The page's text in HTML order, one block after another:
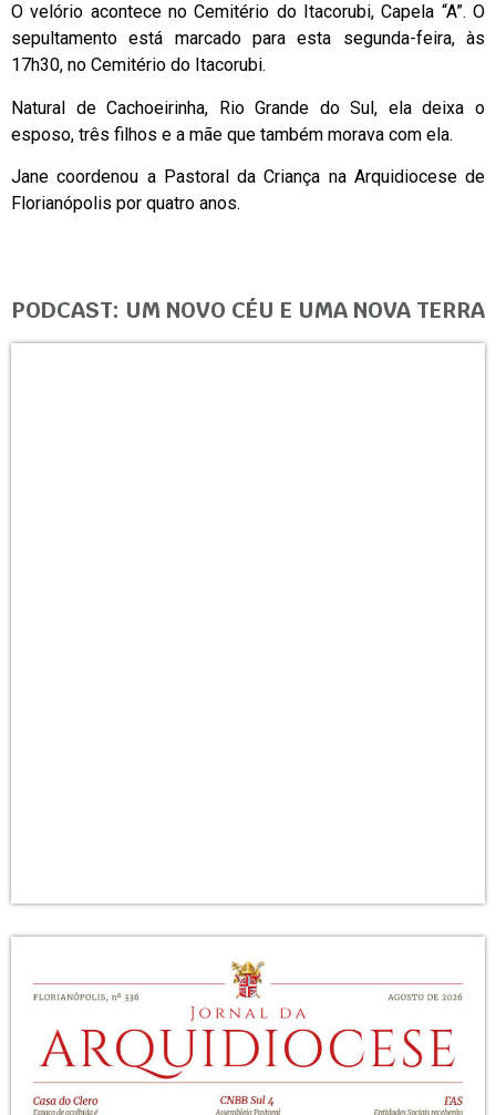
O velório acontece no Cemitério do Itacorubi, Capela “A”. O
sepultamento está marcado para esta segunda-feira, às
17h30, no Cemitério do Itacorubi.
Natural de Cachoeirinha, Rio Grande do Sul, ela deixa o
esposo, três filhos e a mãe que também morava com ela.
Jane coordenou a Pastoral da Criança na Arquidiocese de
Florianópolis por quatro anos.
PODCAST: UM NOVO CÉU E UMA NOVA TERRA